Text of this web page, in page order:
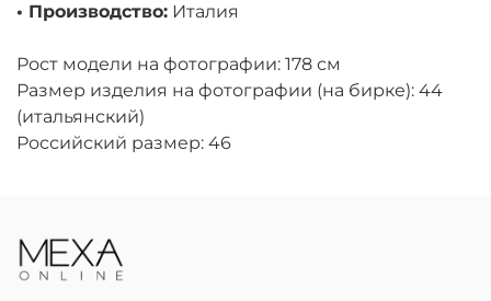
• Производство: Италия
Рост модели на фотографии: 178 см
Размер изделия на фотографии (на бирке): 44
(итальянский)
Российский размер: 46